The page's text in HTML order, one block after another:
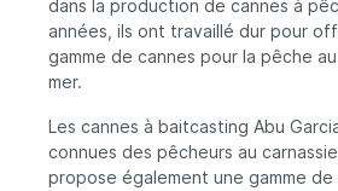
dans la production de cannes à
années, ils ont travaillé dur pour
gamme de cannes pour la pêche
mer.
Les cannes à baitcasting Abu
connues des pêcheurs au
propose également une gamme